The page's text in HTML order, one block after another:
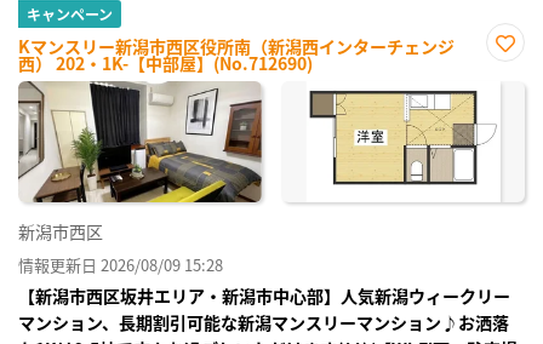
キャンペーン
Kマンスリー新潟市西区役所南（新潟西インターチェンジ
西） 202・1K-【中部屋】(No.712690)
に入
録
新潟市西区
情報更新日 2026/08/09 15:28
【新潟市西区坂井エリア・新潟市中心部】人気新潟ウィークリー
マンション、長期割引可能な新潟マンスリーマンション♪お洒落